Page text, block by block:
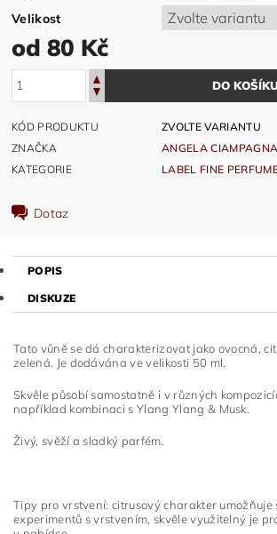
Velikost
od 80 Kč
KÓD PRODUKTU
ZVOLTE VARIANTU
ZNAČKA
ANGELA CIAMPAGNA
KATEGORIE
LABEL FINE
Dotaz
POPIS
DISKUZE
Tato vůně se dá charakterizovat jako ovocná,
zelená. Je dodávána ve velikosti 50 ml.
Skvěle působí samostatně i v různých
například kombinaci s Ylang Ylang & Musk.
Živý, svěží a sladký parfém.
Tipy pro vrstvení: citrusový charakter umožňuje
experimentů s vrstvením, skvěle využitelný je